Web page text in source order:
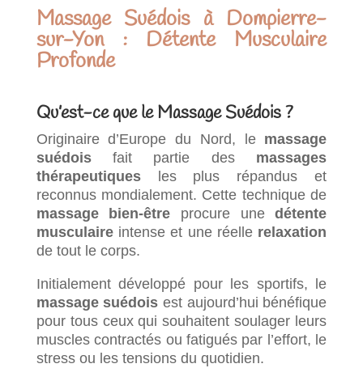
Massage Suédois à Dompierre-
sur-Yon : Détente Musculaire
Profonde
Qu’est-ce que le Massage Suédois ?
Originaire d’Europe du Nord, le massage
suédoisfait partie des massages
thérapeutiquesles plus répandus et
reconnus mondialement. Cette technique de
massage bien-être procure unedétente
musculaireintense et une réelle relaxation
de tout le corps.
Initialement développé pour les sportifs, le
massage suédois est aujourd’hui bénéfique
pour tous ceux qui souhaitent soulager leurs
muscles contractés ou fatigués par l’effort, le
stress ou les tensions du quotidien.